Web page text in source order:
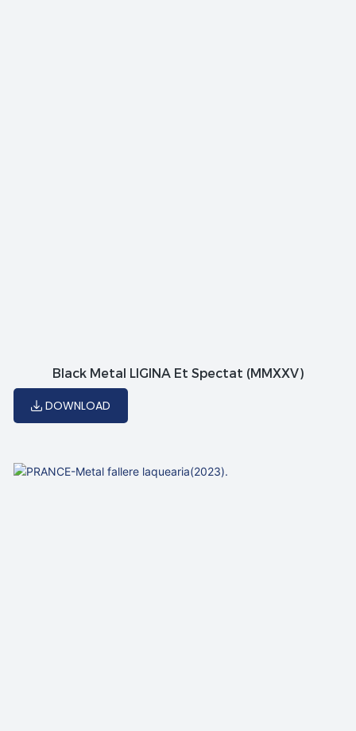
Black Metal LIGINA Et Spectat (MMXXV)
DOWNLOAD